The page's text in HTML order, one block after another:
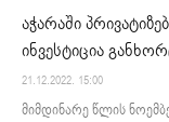
აჭარაში
ინვესტიცია
21.12.2022. 15:00
მიმდინარე წლის